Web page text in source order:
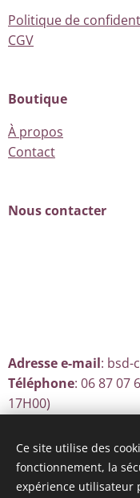
Politique de
CGV
Boutique
À propos
Contact
Nous contacter
Adresse e-mail: bsd-
Téléphone: 06 87 07
17H00)
Ce site utilise des
fonctionnement, la
expérience utilisateur